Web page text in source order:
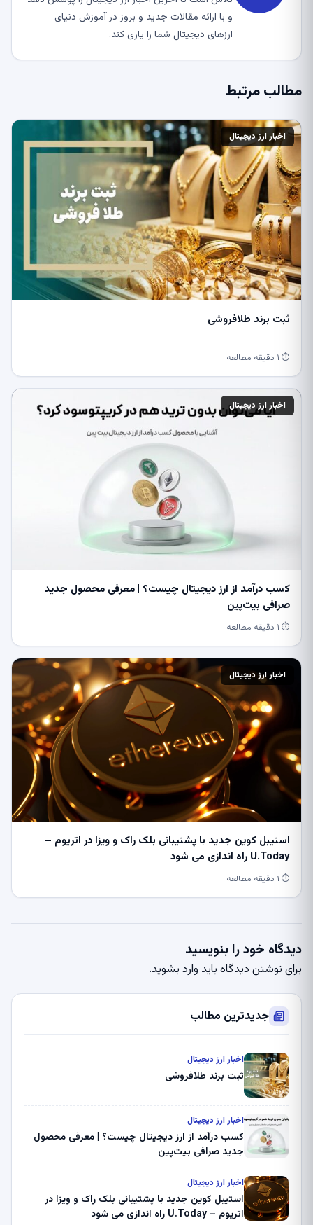
و با ارائه مقالات جدید و بروز در آموزش دنیای
ارزهای دیجیتال شما را یاری کند.
مطالب مرتبط
اخبار ارز دیجیتال
ثبت برند طلافروشی
⏱ ۱ دقیقه مطالعه
اخبار ارز دیجیتال
کسب درآمد از ارز دیجیتال چیست؟ | معرفی محصول جدید
صرافی بیت‌پین
⏱ ۱ دقیقه مطالعه
اخبار ارز دیجیتال
استیبل کوین جدید با پشتیبانی بلک راک و ویزا در اتریوم –
U.Today راه اندازی می شود
⏱ ۱ دقیقه مطالعه
دیدگاه خود را بنویسید
برای نوشتن دیدگاه باید وارد بشوید.
جدیدترین مطالب
اخبار ارز دیجیتال
ثبت برند طلافروشی
اخبار ارز دیجیتال
کسب درآمد از ارز دیجیتال چیست؟ | معرفی محصول
جدید صرافی بیت‌پین
اخبار ارز دیجیتال
استیبل کوین جدید با پشتیبانی بلک راک و ویزا در
اتریوم – U.Today راه اندازی می شود